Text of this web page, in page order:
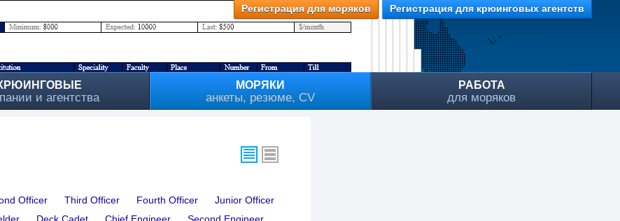
Регистрация для моряков Регистрация для крюинговых агентств
и агентства
МОРЯКИ
анкеты, резюме, CV
РАБОТА
для моряков
Officer Third Officer Fourth Officer
Junior Officer